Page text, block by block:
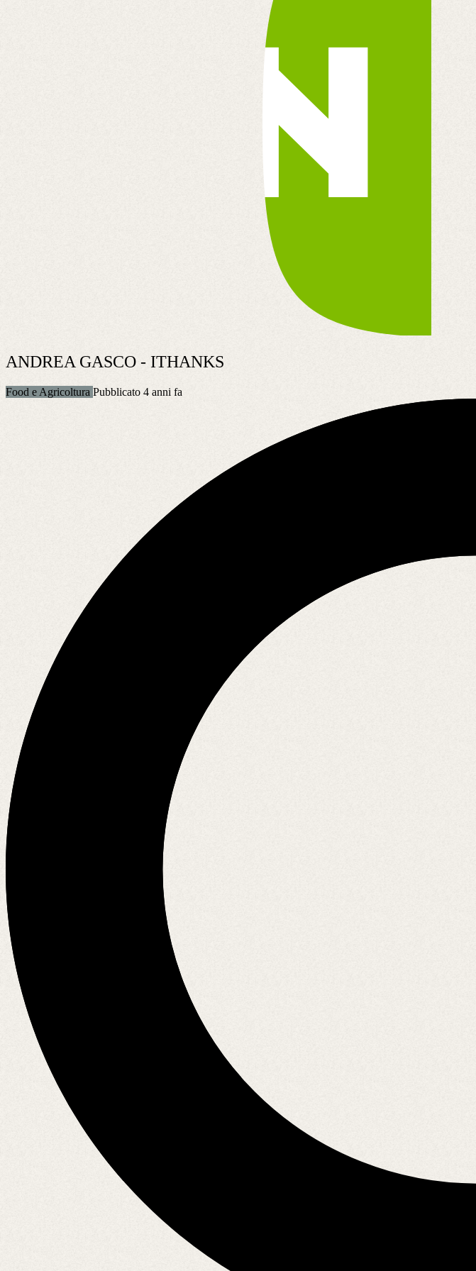
ANDREA GASCO - ITHANKS
Food e Agricoltura Pubblicato 4 anni fa